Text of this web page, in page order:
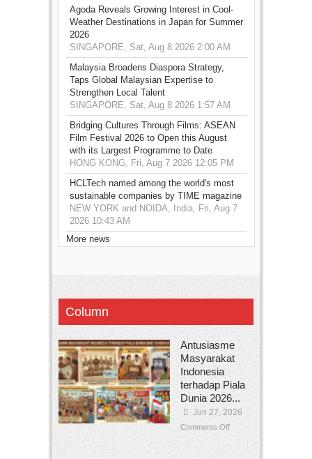
Agoda Reveals Growing Interest in Cool-
Weather Destinations in Japan for Summer
2026
SINGAPORE, Sat, Aug 8 2026 2:00 AM
Malaysia Broadens Diaspora Strategy,
Taps Global Malaysian Expertise to
Strengthen Local Talent
SINGAPORE, Sat, Aug 8 2026 1:57 AM
Bridging Cultures Through Films: ASEAN
Film Festival 2026 to Open this August
with its Largest Programme to Date
HONG KONG, Fri, Aug 7 2026 12:05 PM
HCLTech named among the world's most
sustainable companies by TIME magazine
NEW YORK and NOIDA, India, Fri, Aug 7
2026 10:43 AM
More news
Column
Antusiasme
Masyarakat
Indonesia
terhadap Piala
Dunia 2026...
Jun 27, 2026
Comments Off